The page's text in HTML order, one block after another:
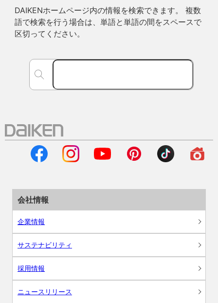
DAIKENホームページ内の情報を検索できます。 複数
語で検索を行う場合は、単語と単語の間をスペースで
区切ってください。
会社情報
企業情報
サステナビリティ
採用情報
ニュースリリース